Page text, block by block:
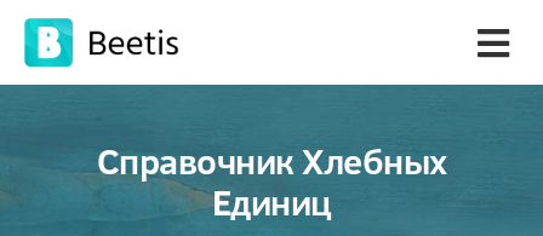
Справочник Хлебных
Единиц